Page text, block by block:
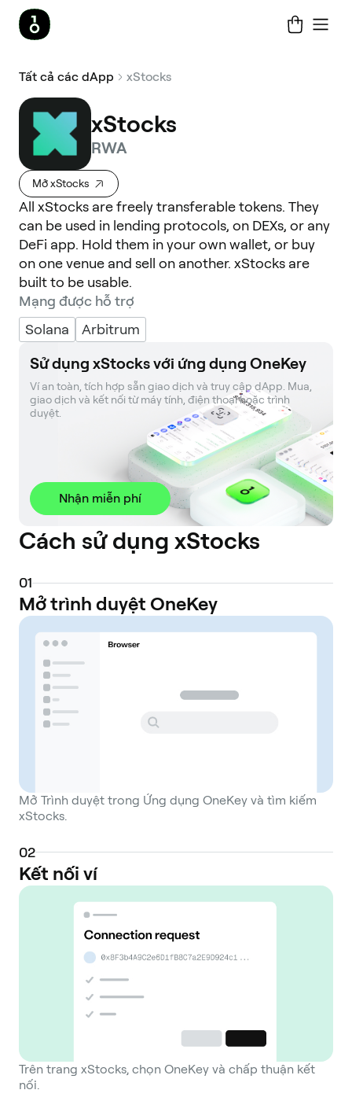
Tất cả các dApp xStocks
xStocks
RWA
Mở xStocks
All xStocks are freely transferable tokens. They
can be used in lending protocols, on DEXs, or any
DeFi app. Hold them in your own wallet, or buy
on one venue and sell on another. xStocks are
built to be usable.
Mạng được hỗ trợ
Solana
Arbitrum
Sử dụng xStocks với ứng dụng OneKey
Ví an toàn, tích hợp sẵn giao dịch và truy cập dApp. Mua,
giao dịch và kết nối từ máy tính, điện thoại hoặc trình
duyệt.
Nhận miễn phí
Cách sử dụng xStocks
01
Mở trình duyệt OneKey
Mở Trình duyệt trong Ứng dụng OneKey và tìm kiếm
xStocks.
02
Kết nối ví
Trên trang xStocks, chọn OneKey và chấp thuận kết
nối.